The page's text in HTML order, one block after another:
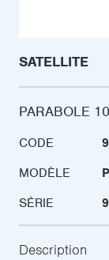
SATELLITE
PARABOLE
CODE
MODÈLE
SÉRIE
Description